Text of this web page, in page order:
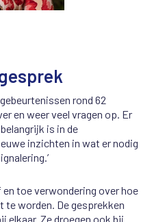
rond 62
en weer veel vragen op. Er
is in de
inzichten in wat er nodig
en toe verwondering over hoe
worden. De gesprekken
elkaar. Ze droegen ook bij